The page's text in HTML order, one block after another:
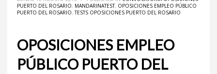
PUERTO DEL ROSARIO, MANDARINATEST, OPOSICIONES EMPLEO PÚBLICO
PUERTO DEL ROSARIO,TESTS OPOSICIONES PUERTO DEL ROSARIO
OPOSICIONES EMPLEO
PÚBLICO PUERTO DEL